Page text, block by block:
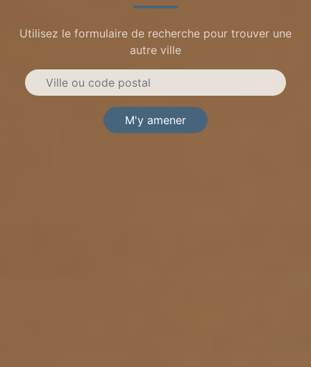
Utilisez le formulaire de recherche pour trouver une
autre ville
M'y amener